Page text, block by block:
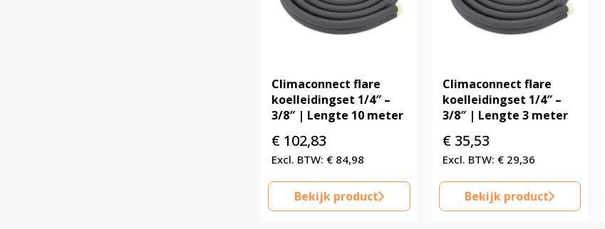
Climaconnect flare
koelleidingset 1/4″ –
3/8″ | Lengte 10 meter
€ 102,83
€ 84,98
Bekijk product
Climaconnect flare
koelleidingset 1/4″ –
3/8″ | Lengte 3 meter
€35,53
€29,36
Bekijk product